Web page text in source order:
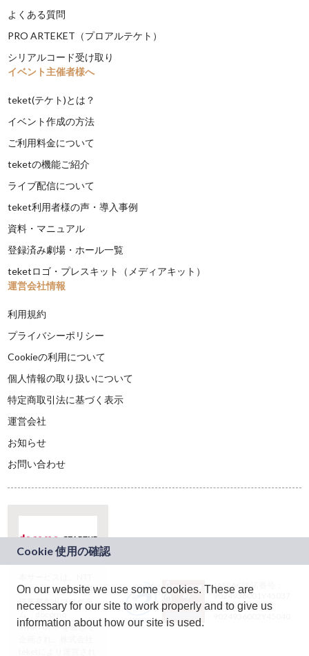
よくある質問
PRO ARTEKET（プロアルテケト）
シリアルコード受け取り
イベント主催者様へ
teket(テケト)とは？
イベント作成の方法
ご利用料金について
teketの機能ご紹介
ライブ配信について
teket利用者様の声・導入事例
資料・マニュアル
登録済み劇場・ホール一覧
teketロゴ・プレスキット（メディアキット）
運営会社情報
利用規約
プライバシーポリシー
Cookieの利用について
個人情報の取り扱いについて
特定商取引法に基づく表示
運営会社
お知らせ
お問い合わせ
ドコモグループの新
規事業創出プログラ
ム「docomo
STARTUP」を通じて
JASRAC許諾番号：
9024936001Y45037
JASRAC許諾番号：
On our website we use some cookies. These are
necessary for our site to work properly and to give us
information about how our site is used.